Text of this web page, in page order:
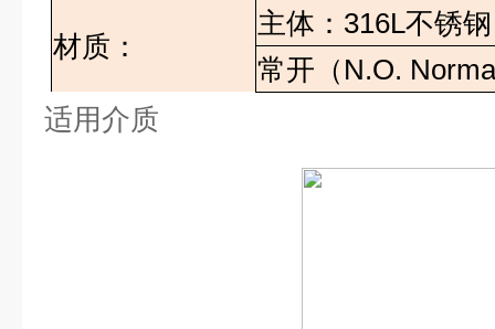
材质：
主体： 316L不锈钢
常开（ N.O.
适用介质